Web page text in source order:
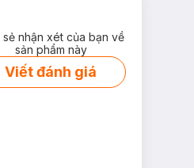
sẻ nhận xét của bạn về
sản phẩm này
Viết đánh giá